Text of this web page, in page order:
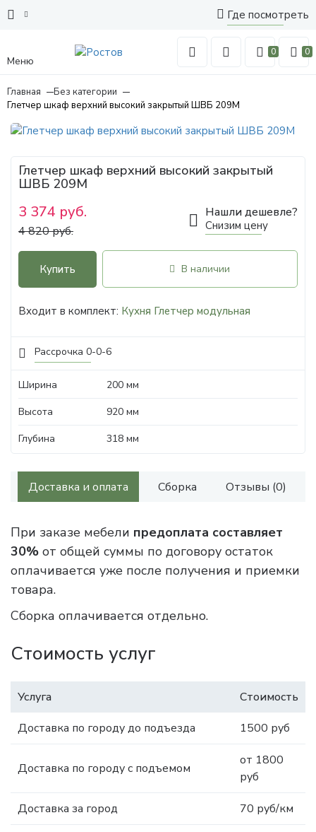
Где посмотреть
Меню
0 0
Главная
Без категории
Глетчер шкаф верхний высокий закрытый ШВБ 209М
Рассрочка 0-0-6
Глетчер шкаф верхний высокий закрытый
ШВБ 209М
3 374 руб.
4 820 руб.
Нашли дешевле?
Снизим цену
Купить В наличии
Входит в комплект: Кухня Глетчер модульная
Ширина
200 мм
Высота
920 мм
Глубина
318 мм
Доставка и оплата Сборка Отзывы (0)
При заказе мебели предоплата составляет
30% от общей суммы по договору остаток
оплачивается уже после получения и приемки
товара.
Сборка оплачивается отдельно.
Стоимость услуг
Услуга
Стоимость
Доставка по городу до подъезда
1500 руб
Доставка по городу с подъемом
от 1800
руб
Доставка за город 70 руб/км